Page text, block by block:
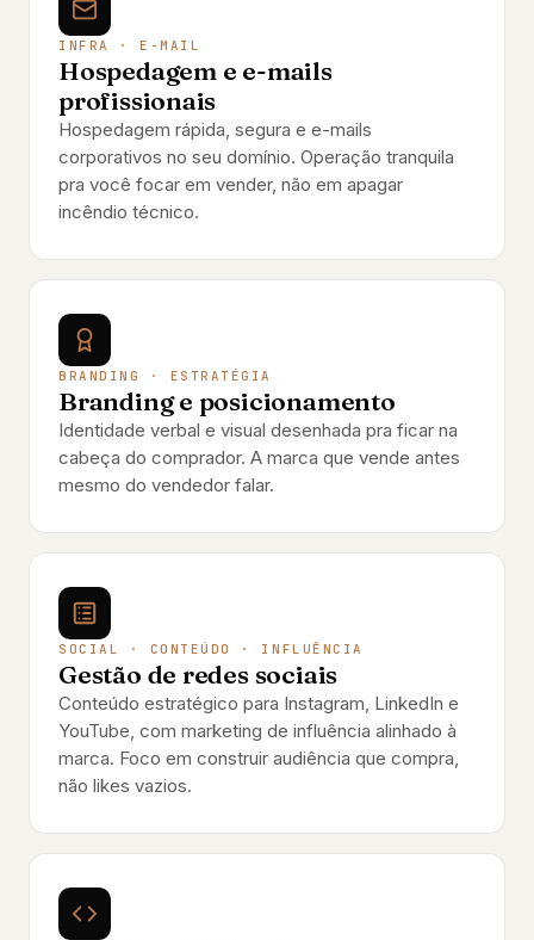
INFRA · E-MAIL
Hospedagem e e-mails
profissionais
Hospedagem rápida, segura e e-mails
corporativos no seu domínio. Operação tranquila
pra você focar em vender, não em apagar
incêndio técnico.
BRANDING · ESTRATÉGIA
Branding e posicionamento
Identidade verbal e visual desenhada pra ficar na
cabeça do comprador. A marca que vende antes
mesmo do vendedor falar.
SOCIAL · CONTEÚDO · INFLUÊNCIA
Gestão de redes sociais
Conteúdo estratégico para Instagram, LinkedIn e
YouTube, com marketing de influência alinhado à
marca. Foco em construir audiência que compra,
não likes vazios.